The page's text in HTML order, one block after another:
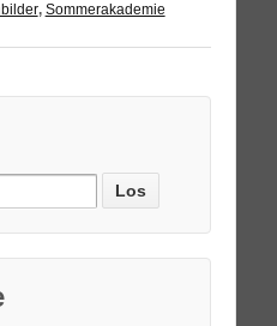
, Sommerakademie